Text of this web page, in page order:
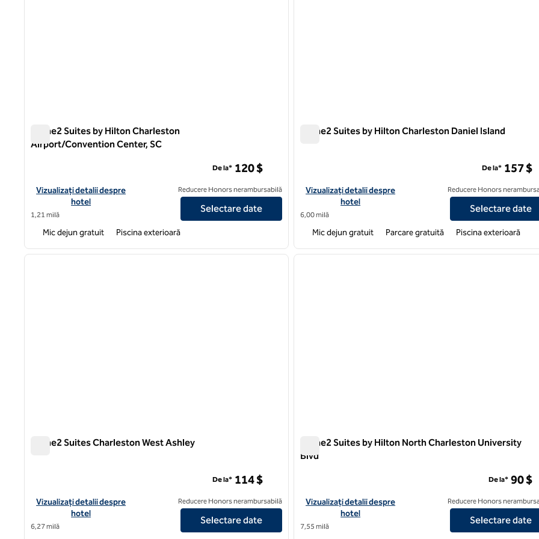
Home2 Suites by Hilton Charleston
Airport/Convention Center, SC
Vizualizați detaliile hotelului pentru Home2 Suites by Hilton Charleston Airport/Convention Center, SC
Vizualizați detalii despre
hotel
1,21 milă
De la* 120 $
Reducere Honors nerambursabilă
Selectare date
Mic dejun gratuit Piscina exterioară
Home2 Suites by Hilton Charleston Daniel Island
Vizualizați detaliile hotelului pentru Home2 Suites by Hilton
Vizualizați detalii despre
hotel
6,00 milă
De la* 157 $
Reducere Honors
Selectare date
Mic dejun gratuit Parcare gratuită Piscina exterioară
1 din 12
imaginea următoare
Home2 Suites Charleston West Ashley
Vizualizați detaliile hotelului pentru Home2 Suites Charleston West Ashley
Vizualizați detalii despre
hotel
6,27 milă
De la* 114 $
Reducere Honors nerambursabilă
Selectare date
1 din 12
Home2 Suites by Hilton North Charleston University
Blvd
Vizualizați detaliile hotelului pentru Home2 Suites by Hilton
Vizualizați detalii despre
hotel
7,55 milă
De la* 90 $
Reducere Honors
Selectare date